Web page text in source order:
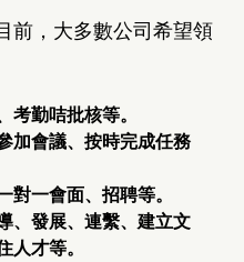
前，大多數公司希望領
考勤咭批核等。
加會議、按時完成任務
對一會面、招聘等。
、發展、連繫、建立文
人才等。